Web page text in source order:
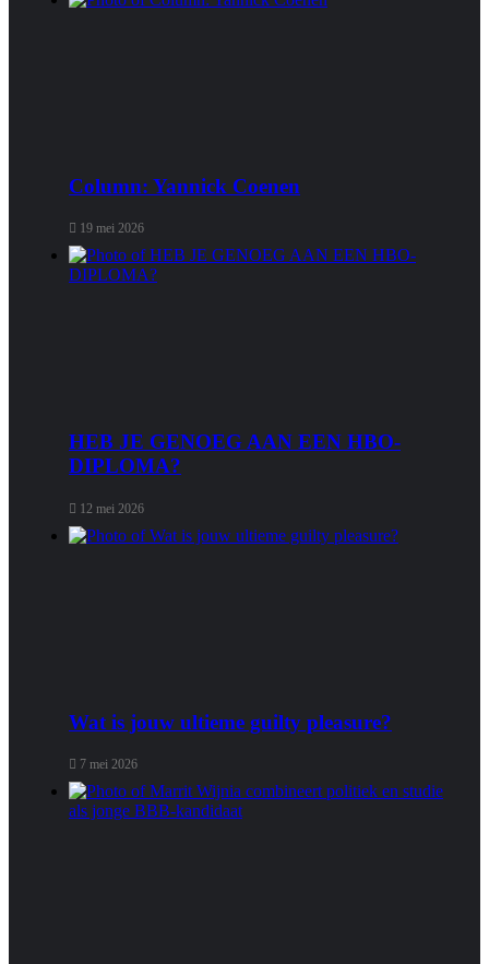
Column: Yannick Coenen
19 mei 2026
HEB JE GENOEG AAN EEN HBO-
DIPLOMA?
12 mei 2026
Wat is jouw ultieme guilty pleasure?
7 mei 2026